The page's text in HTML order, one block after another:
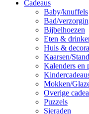
Cadeaus
Baby/knuffels
Bad/
Bijbelhoezen
Eten &
Huis &
Kaarsen/
Kalenders en
Mokken/
Overige
Puzzels
Sieraden